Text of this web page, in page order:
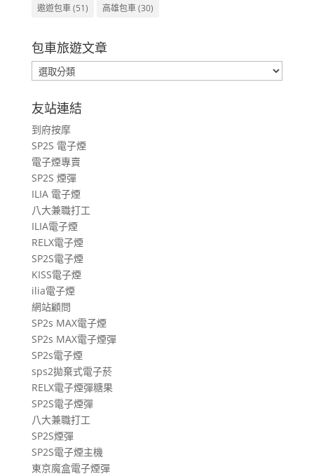
遨遊包車(51) 高雄包車(30)
包車旅遊文章
包
車
旅
遊
文
章
友站連結
到府按摩
SP2S 電子煙
電子煙專賣
SP2S 煙彈
ILIA 電子煙
八大兼職打工
ILIA電子煙
RELX電子煙
SP2S電子煙
KISS電子煙
ilia電子煙
網站顧問
SP2s MAX電子煙
SP2s MAX電子煙彈
SP2s電子煙
sps2拋棄式電子菸
RELX電子煙彈糖果
SP2S電子煙彈
八大兼職打工
SP2S煙彈
SP2S電子煙主機
東京魔盒電子煙彈